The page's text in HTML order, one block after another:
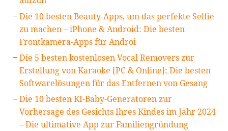
Die 10 besten Beauty-Apps, um das perfekte Selfie
zu machen – iPhone & Android: Die besten
Frontkamera-Apps für Androi
Die 5 besten kostenlosen Vocal Removers zur
Erstellung von Karaoke [PC & Online]: Die besten
Softwarelösungen für das Entfernen von Gesang
Die 10 besten KI-Baby-Generatoren zur
Vorhersage des Gesichts Ihres Kindes im Jahr 2024
– Die ultimative App zur Familiengründung